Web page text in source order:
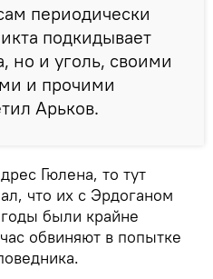
периодически
подкидывает
но и уголь, своими
и прочими
Арьков.
Гюлена, то тут
что их с Эрдоганом
были крайне
обвиняют в попытке